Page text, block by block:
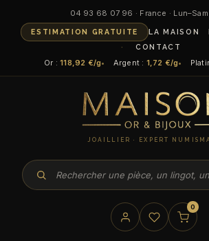
04 93 68 07 96 · France ·
ESTIMATION GRATUITE LA MAISON
CONTACT
Or :118,92 €/g Argent : 1,72 €/g
JOAILLIER · EXPERT
0